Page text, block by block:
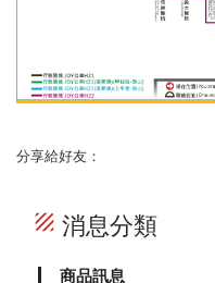
分享給好友：
texture 消息分類
商品訊息